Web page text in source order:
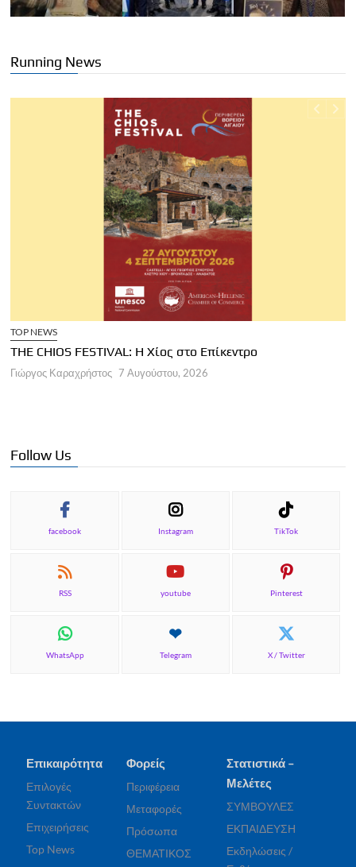
Running News
TOP NEWS
THE CHIOS FESTIVAL: Η Χίος στο Επίκεντρο
Γιώργος Καραχρήστος 7 Αυγούστου, 2026
Follow Us
facebook Instagram TikTok
RSS youtube Pinterest
WhatsApp Telegram X / Twitter
Επικαιρότητα
Επιλογές
Συντακτών
Επιχειρήσεις
Top News
Φορείς
Περιφέρεια
Μεταφορές
Πρόσωπα
ΘΕΜΑΤΙΚΟΣ
Στατιστικά –
Μελέτες
ΣΥΜΒΟΥΛΕΣ
ΕΚΠΑΙΔΕΥΣΗ
Εκδηλώσεις /